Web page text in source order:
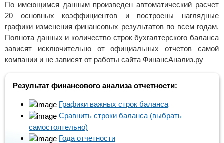
По имеющимся данным произведен автоматический расчет
20 основных коэффициентов и построены наглядные
графики изменения финансовых результатов по всем годам.
Полнота данных и количество строк бухгалтерского баланса
зависят исключительно от официальных отчетов самой
компании и не зависят от работы сайта ФинансАнализ.ру
Результат финансового анализа отчетности:
Графики важных строк баланса
Сравнить строки баланса (выбрать
самостоятельно)
Года отчетности